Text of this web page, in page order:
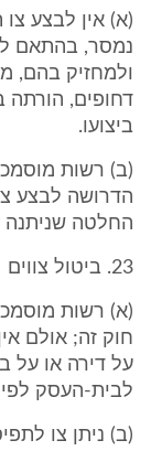
(א) אין לבצע
ולמחזיק בהם,
דחופים,
ביצועו.
(ב) רשות
הדרושה לבצע
החלטה שניתנה
23. ביטול צווים
(א) רשות
חוק זה; אולם
על דירה או על
לבית-העסק לפי
(ב) ניתן צו